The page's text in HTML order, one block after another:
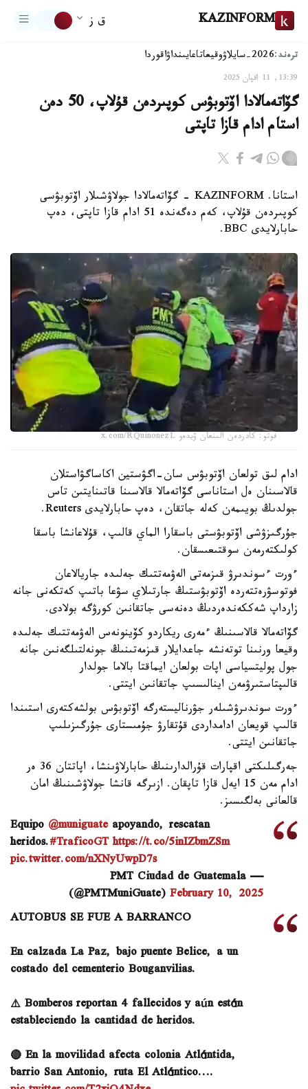
KAZINFORM ق ز
ترەند:2026-سايلاۋ وقيعاتاعايىنداۋاقوردا
13:39, 11 اقپان 2025
گۆاتەمالادا اۆتوبۋس كوپىردەن قۇلاپ، 50 دەن
استام ادام قازا تاپتى
استانا. KAZINFORM - گۆاتەمالادا جولاۋشىلار اۆتوبۋسى
كوپىردەن قۇلاپ، كەم دەگەندە 51 ادام قازا تاپتى، دەپ
حابارلايدى BBC.
فوتو: كادردەن الىنعان ۆيدەو x.com/RQuinonezL
ادام لىق تولعان اۆتوبۋس سان-اگۋستين اكاساگۋاستلان
قالاسىنان ەل استاناسى گۆاتەمالا قالاسىنا قاتىنايتىن تاس
جولدىڭ بويىمەن كەلە جاتقان، دەپ حابارلايدى Reuters.
جۇرگىزۋشى اۆتوبۋستى باسقارا الماي قالىپ، قۇلاعانشا باسقا
كولىكتەرمەن سوقتىعىسقان.
ءورت ءسوندىرۋ قىزمەتى الەۋمەتتىك جەلىدە جاريالاعان
فوتوسۋرەتتەردە اۆتوبۋستىڭ جارتىلاي سۋعا باتىپ كەتكەنى جانە
زارداپ شەككەندەردىڭ دەنەسى جاتقانىن كورۋگە بولادى.
گۆاتەمالا قالاسىنىڭ ءمەرى ريكاردو كۆينونەس الەۋمەتتىك جەلىدە
وقيعا ورنىنا توتەنشە جاعدايلار قىزمەتىنىڭ جونەلتىلگەنىن جانە
جول پوليتسياسى اپات بولعان ايماقتا بالاما جولدار
قالىپتاستىرۋمەن اينالىسىپ جاتقانىن ايتتى.
ءورت سوندىرۋشىلەر جۋرناليستەرگە اۆتوبۋس بولشەكتەرى استىندا
قالىپ قويعان ادامداردى قۇتقارۋ جۇمىستارى جۇرگىزىلىپ
جاتقانىن ايتتى.
جەرگىلىكتى اقپارات قۇرالدارىنىڭ حابارلاۋىنشا، اپاتتان 36 ەر
ادام مەن 15 ايەل قازا تاپقان. ازىرگە قانشا جولاۋشىنىڭ امان
قالعانى بەلگىسىز.
Equipo @muniguateapoyando, rescatan
heridos.#TraficoGT https://t.co/5inIZbmZSm
pic.twitter.com/nXNyUwpD7s
— PMT Ciudad de Guatemala
(@PMTMuniGuate) February 10, 2025
AUTOBUS SE FUE A BARRANCO
En calzada La Paz, bajo puente Belice, a un
costado del cementerio Bouganvilias.
⚠️ Bomberos reportan 4 fallecidos y aún están
estableciendo la cantidad de heridos.
🔴 En la movilidad afecta colonia Atlántida,
barrio San Antonio, ruta El Atlántico.…